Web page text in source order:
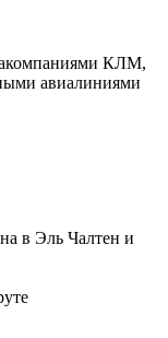
КЛМ,
авиалиниями
в Эль Чалтен и